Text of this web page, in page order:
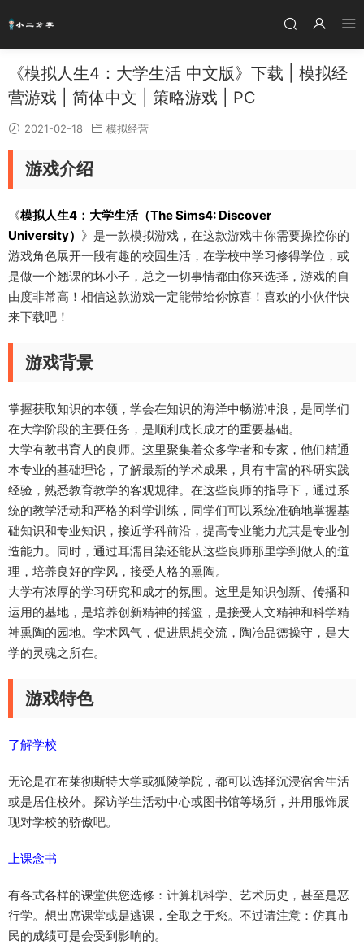
《模拟人生4：大学生活 中文版》下载 | 模拟经
营游戏 | 简体中文 | 策略游戏 | PC
2021-02-18 模拟经营
游戏介绍
《模拟人生4：大学生活（The Sims4: Discover
University） 》是一款模拟游戏，在这款游戏中你需要操控你的
游戏角色展开一段有趣的校园生活，在学校中学习修得学位，或
是做一个翘课的坏小子，总之一切事情都由你来选择，游戏的自
由度非常高！相信这款游戏一定能带给你惊喜！喜欢的小伙伴快
来下载吧！
游戏背景
掌握获取知识的本领，学会在知识的海洋中畅游冲浪，是同学们
在大学阶段的主要任务，是顺利成长成才的重要基础。
大学有教书育人的良师。这里聚集着众多学者和专家，他们精通
本专业的基础理论，了解最新的学术成果，具有丰富的科研实践
经验，熟悉教育教学的客观规律。在这些良师的指导下，通过系
统的教学活动和严格的科学训练，同学们可以系统准确地掌握基
础知识和专业知识，接近学科前沿，提高专业能力尤其是专业创
造能力。同时，通过耳濡目染还能从这些良师那里学到做人的道
理，培养良好的学风，接受人格的熏陶。
大学有浓厚的学习研究和成才的氛围。这里是知识创新、传播和
运用的基地，是培养创新精神的摇篮，是接受人文精神和科学精
神熏陶的园地。学术风气，促进思想交流，陶冶品德操守，是大
学的灵魂之所在。
游戏特色
了解学校
无论是在布莱彻斯特大学或狐陵学院，都可以选择沉浸宿舍生活
或是居住校外。探访学生活动中心或图书馆等场所，并用服饰展
现对学校的骄傲吧。
上课念书
有各式各样的课堂供您选修：计算机科学、艺术历史，甚至是恶
行学。想出席课堂或是逃课，全取之于您。不过请注意：仿真市
民的成绩可是会受到影响的。